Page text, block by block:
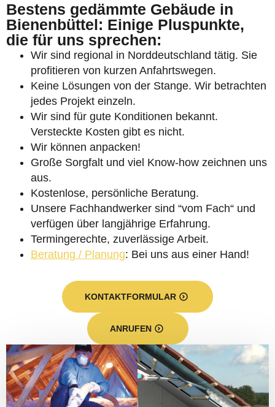
Bestens gedämmte Gebäude in
Bienenbüttel: Einige Pluspunkte,
die für uns sprechen:
Wir sind regional in Norddeutschland tätig. Sie
profitieren von kurzen Anfahrtswegen.
Keine Lösungen von der Stange. Wir betrachten
jedes Projekt einzeln.
Wir sind für gute Konditionen bekannt.
Versteckte Kosten gibt es nicht.
Wir können anpacken!
Große Sorgfalt und viel Know-how zeichnen uns
aus.
Kostenlose, persönliche Beratung.
Unsere Fachhandwerker sind “vom Fach“ und
verfügen über langjährige Erfahrung.
Termingerechte, zuverlässige Arbeit.
Beratung / Planung: Bei uns aus einer Hand!
KONTAKTFORMULAR
ANRUFEN